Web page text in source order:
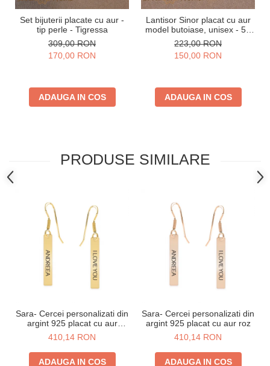
Set bijuterii placate cu aur -
tip perle - Tigressa
309,00 RON
170,00 RON
ADAUGA IN COS
Lantisor Sinor placat cu aur
model butoiase, unisex - 50
cm
223,00 RON
150,00 RON
ADAUGA IN COS
PRODUSE SIMILARE
Sara- Cercei personalizati din
argint 925 placat cu aur
galben 24K
410,14 RON
ADAUGA IN COS
Sara- Cercei personalizati din
argint 925 placat cu aur roz
410,14 RON
ADAUGA IN COS